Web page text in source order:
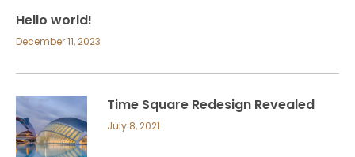
Hello world!
December 11, 2023
Time Square Redesign Revealed
July 8, 2021